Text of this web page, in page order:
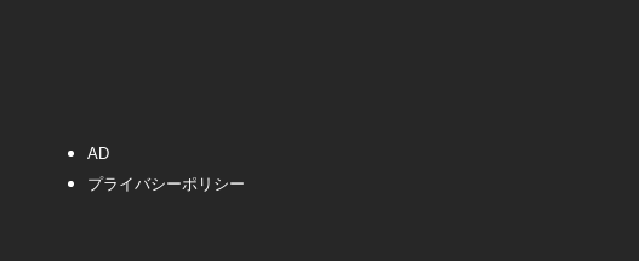
AD
プライバシーポリシー